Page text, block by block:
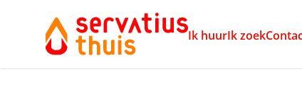
Ik huurIk zoek